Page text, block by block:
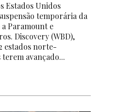
Estados Unidos
temporária da
Paramount e
Discovery (WBD),
estados norte-
avançado...